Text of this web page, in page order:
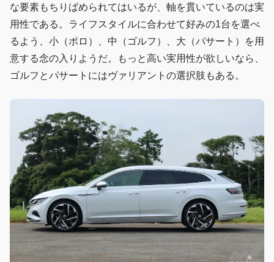
な要素もちりばめられてはいるが、軸を貫いているのは実
用性である。ライフスタイルに合わせて好みの1台を選べ
るよう、小（ポロ）、中（ゴルフ）、大（パサート）を用
意する念の入りようだ。もっと高い実用性が欲しいなら、
ゴルフとパサートにはヴァリアントの選択肢もある。